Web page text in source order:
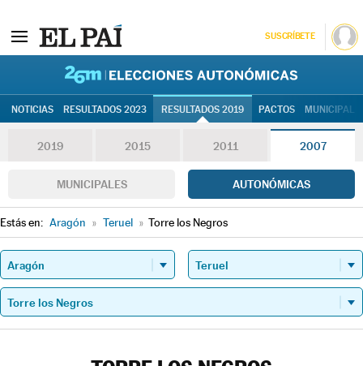
SUSCRÍBETE
NOTICIAS RESULTADOS 2023 RESULTADOS 2019 PACTOS
2019 2015 2011 2007
MUNICIPALES AUTONÓMICAS
Estás en: Aragón » Teruel » Torre los Negros